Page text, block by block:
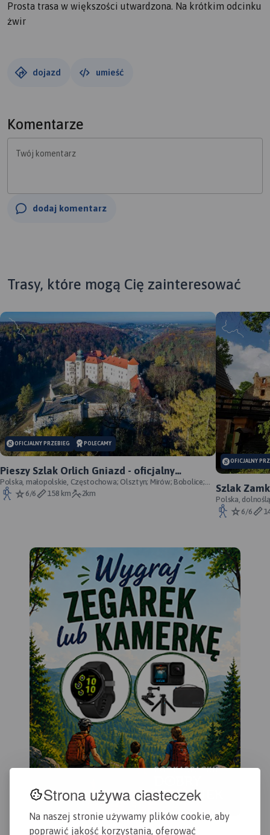
Strona używa ciasteczek
Na naszej stronie używamy plików cookie, aby
poprawić jakość korzystania, oferować
Prosta trasa w większości utwardzona. Na krótkim odcinku
żwir
dojazd umieść
Komentarze
Twój komentarz
dodaj komentarz
Trasy, które mogą Cię zainteresować
OFICJALNY PRZEBIEG POLECAMY
Pieszy Szlak Orlich Gniazd - oficjalny
przebieg szlaku
Polska, małopolskie, Częstochowa; Olsztyn; Mirów; Bobolice;
Morsko; Ogrodzieniec; Pilica; Smoleń; By
6/6 158 km 2km
OFICJALNY
Szlak
przebieg
Polska,
Śląskie, powiat
6/6